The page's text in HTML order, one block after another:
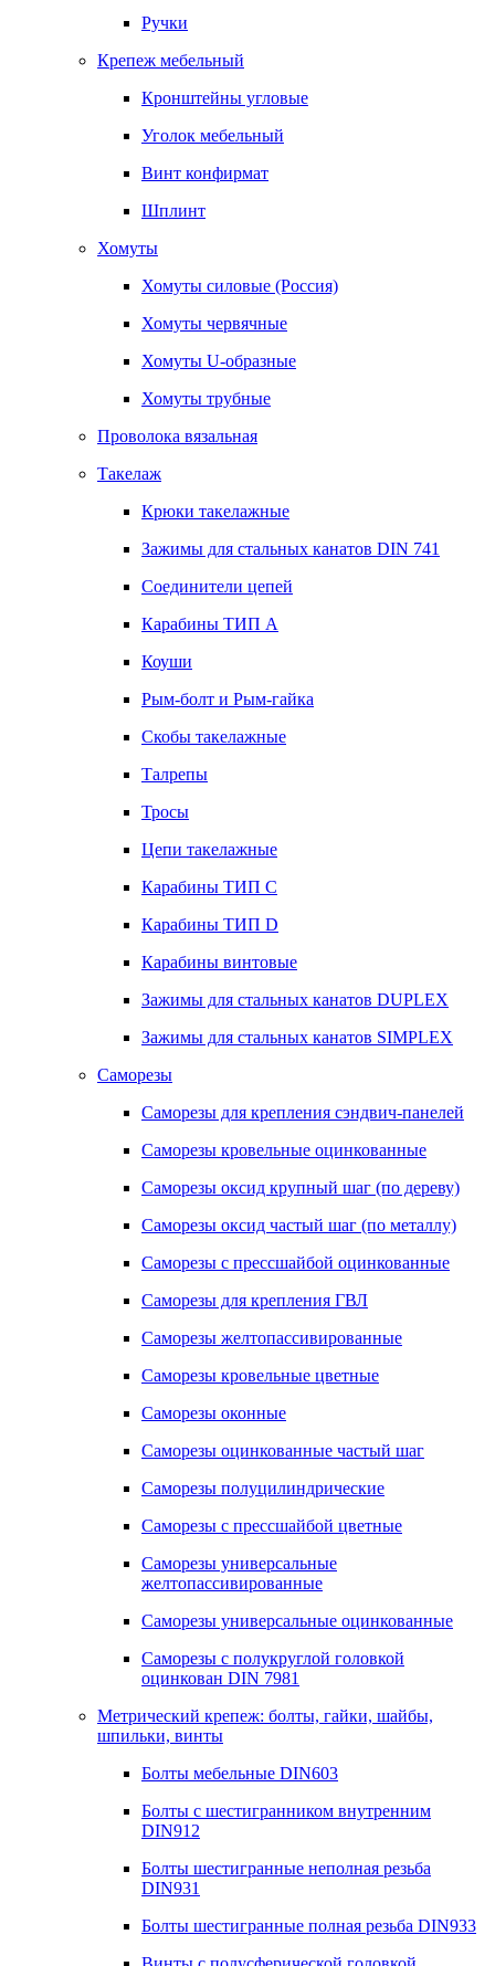
Ручки
Крепеж мебельный
Кронштейны угловые
Уголок мебельный
Винт конфирмат
Шплинт
Хомуты
Хомуты силовые (Россия)
Хомуты червячные
Хомуты U-образные
Хомуты трубные
Проволока вязальная
Такелаж
Крюки такелажные
Зажимы для стальных канатов DIN 741
Соединители цепей
Карабины ТИП А
Коуши
Рым-болт и Рым-гайка
Скобы такелажные
Талрепы
Тросы
Цепи такелажные
Карабины ТИП C
Карабины ТИП D
Карабины винтовые
Зажимы для стальных канатов DUPLEX
Зажимы для стальных канатов SIMPLEX
Саморезы
Саморезы для крепления сэндвич-панелей
Саморезы кровельные оцинкованные
Саморезы оксид крупный шаг (по дереву)
Саморезы оксид частый шаг (по металлу)
Саморезы с прессшайбой оцинкованные
Саморезы для крепления ГВЛ
Саморезы желтопассивированные
Саморезы кровельные цветные
Саморезы оконные
Саморезы оцинкованные частый шаг
Саморезы полуцилиндрические
Саморезы с прессшайбой цветные
Саморезы универсальные
желтопассивированные
Саморезы универсальные оцинкованные
Саморезы с полукруглой головкой
оцинкован DIN 7981
Метрический крепеж: болты, гайки, шайбы,
шпильки, винты
Болты мебельные DIN603
Болты с шестигранником внутренним
DIN912
Болты шестигранные неполная резьба
DIN931
Болты шестигранные полная резьба DIN933